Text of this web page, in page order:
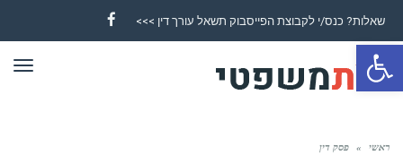
פתח סרגל נגישות
שאלות? כנס/י לקבוצת הפייסבוק תשאל עורך דין >>>
Facebook
ראשי » פסק דין